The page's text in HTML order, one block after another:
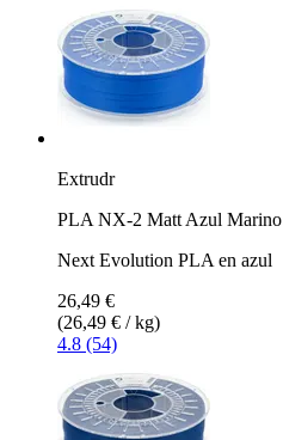
Extrudr
PLA NX-2 Matt Azul Marino
Next Evolution PLA en azul
26,49 €
(26,49 € / kg)
4.8 (54)